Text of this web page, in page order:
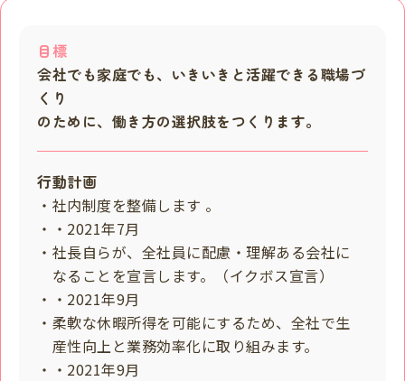
目標
会社でも家庭でも、いきいきと活躍できる職場づ
くり
のために、働き方の選択肢をつくります。
行動計画
・社内制度を整備します 。
・・2021年7月
・社長自らが、全社員に配慮・理解ある会社に
なることを宣言します。（イクボス宣言）
・・2021年9月
・柔軟な休暇所得を可能にするため、全社で生
産性向上と業務効率化に取り組みます。
・・2021年9月